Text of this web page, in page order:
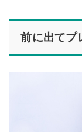
前に出てプ